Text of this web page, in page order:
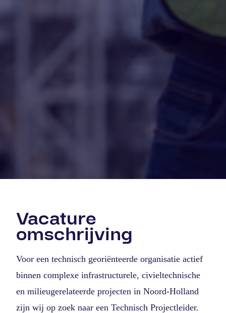
Vacature
omschrijving
Voor een technisch georiënteerde organisatie actief
binnen complexe infrastructurele, civieltechnische
en milieugerelateerde projecten in Noord-Holland
zijn wij op zoek naar een Technisch Projectleider.